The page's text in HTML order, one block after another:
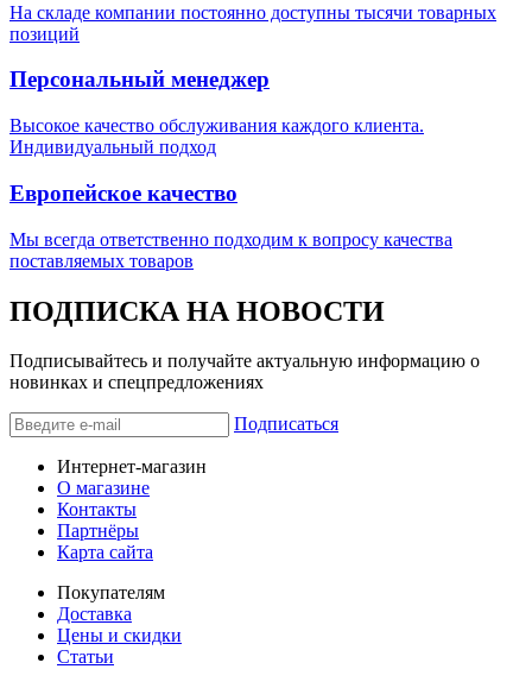
На складе компании постоянно доступны тысячи товарных
позиций
Персональный менеджер
Высокое качество обслуживания каждого клиента.
Индивидуальный подход
Европейское качество
Мы всегда ответственно подходим к вопросу качества
поставляемых товаров
ПОДПИСКА НА НОВОСТИ
Подписывайтесь и получайте актуальную информацию о
новинках и спецпредложениях
Подписаться
Интернет-магазин
О магазине
Контакты
Партнёры
Карта сайта
Покупателям
Доставка
Цены и скидки
Статьи